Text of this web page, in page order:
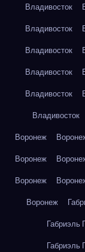
Владивосток
Владивосток
Владивосток
Владивосток
Владивосток
Владивосток
Воронеж
Воронеж
Воронеж
Воронеж
Габриэль
Габриэль